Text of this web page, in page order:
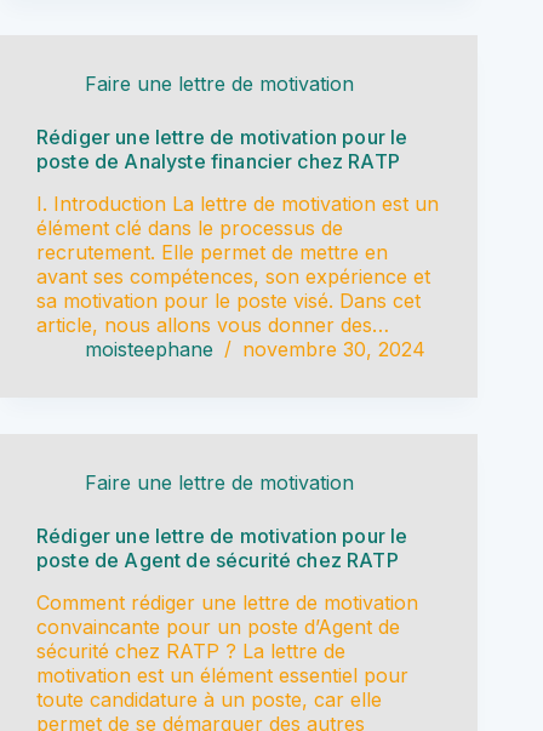
Faire une lettre de motivation
Rédiger une lettre de motivation pour le
poste de Analyste financier chez RATP
I. Introduction La lettre de motivation est un
élément clé dans le processus de
recrutement. Elle permet de mettre en
avant ses compétences, son expérience et
sa motivation pour le poste visé. Dans cet
article, nous allons vous donner des…
moisteephane
novembre 30, 2024
Faire une lettre de motivation
Rédiger une lettre de motivation pour le
poste de Agent de sécurité chez RATP
Comment rédiger une lettre de motivation
convaincante pour un poste d’Agent de
sécurité chez RATP ? La lettre de
motivation est un élément essentiel pour
toute candidature à un poste, car elle
permet de se démarquer des autres